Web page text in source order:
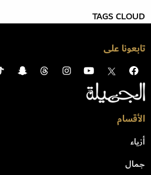
TAGS CLOUD
تابعونا على
الأقسام
أزياء
جمال